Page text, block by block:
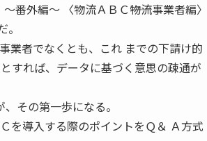
外編〜 〈物流ＡＢＣ――物流事業者編〉
業者でなくとも、これ までの下請け的
すれば、データに基づく意思の疎通が
その第一歩になる。
を導入する際のポイントをＱ＆ Ａ方式